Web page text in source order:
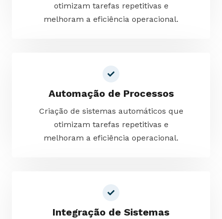
otimizam tarefas repetitivas e
melhoram a eficiência operacional.
Automação de Processos
Criação de sistemas automáticos que
otimizam tarefas repetitivas e
melhoram a eficiência operacional.
Integração de Sistemas